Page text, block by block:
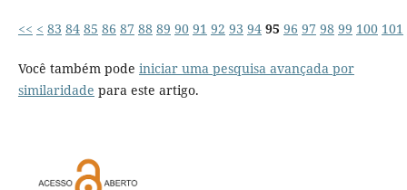
<< < 83 84 85 86 87 88 89 90 91 92 93 94 95 96 97 98 99 100 101
Você também pode iniciar uma pesquisa avançada por
similaridade para este artigo.